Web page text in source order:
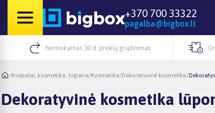
+370 700 33322
pagalba@bigbox.lt
Nemokamas 30 d. prekių grąžinimas
/Kvepalai, kosmetika, higiena/Kosmetika/Dekoratyvinė kosmetika/
Dekoratyvinė kosmetika